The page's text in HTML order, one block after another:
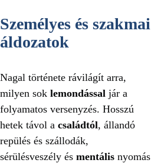
Személyes és szakmai
áldozatok
Nagal története rávilágít arra,
milyen sok lemondással jár a
folyamatos versenyzés. Hosszú
hetek távol a családtól, állandó
repülés és szállodák,
sérülésveszély és mentális nyomás